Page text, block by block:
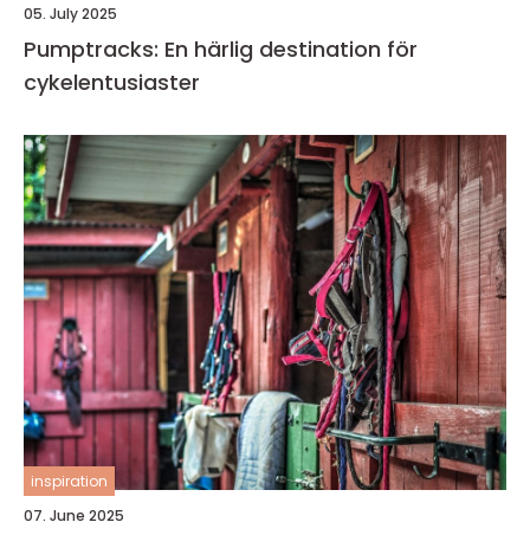
05. July 2025
Pumptracks: En härlig destination för
cykelentusiaster
inspiration
07. June 2025